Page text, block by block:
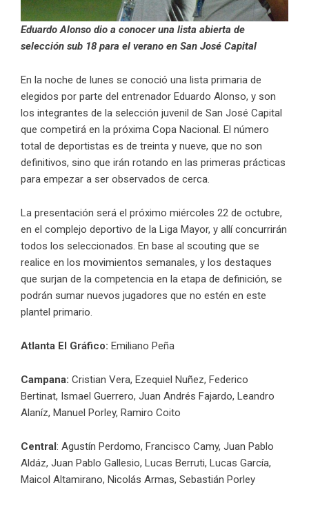
Eduardo Alonso dio a conocer una lista abierta de
selección sub 18 para el verano en San José Capital
En la noche de lunes se conoció una lista primaria de
elegidos por parte del entrenador Eduardo Alonso, y son
los integrantes de la selección juvenil de San José Capital
que competirá en la próxima Copa Nacional. El número
total de deportistas es de treinta y nueve, que no son
definitivos, sino que irán rotando en las primeras prácticas
para empezar a ser observados de cerca.
La presentación será el próximo miércoles 22 de octubre,
en el complejo deportivo de la Liga Mayor, y allí concurrirán
todos los seleccionados. En base al scouting que se
realice en los movimientos semanales, y los destaques
que surjan de la competencia en la etapa de definición, se
podrán sumar nuevos jugadores que no estén en este
plantel primario.
Atlanta El Gráfico: Emiliano Peña
Campana: Cristian Vera, Ezequiel Nuñez, Federico
Bertinat, Ismael Guerrero, Juan Andrés Fajardo, Leandro
Alaníz, Manuel Porley, Ramiro Coito
Central: Agustín Perdomo, Francisco Camy, Juan Pablo
Aldáz, Juan Pablo Gallesio, Lucas Berruti, Lucas García,
Maicol Altamirano, Nicolás Armas, Sebastián Porley